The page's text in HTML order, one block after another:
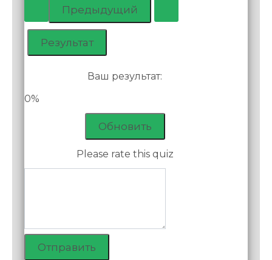
Ваш результат:
0%
Обновить
Please rate this quiz
Отправить